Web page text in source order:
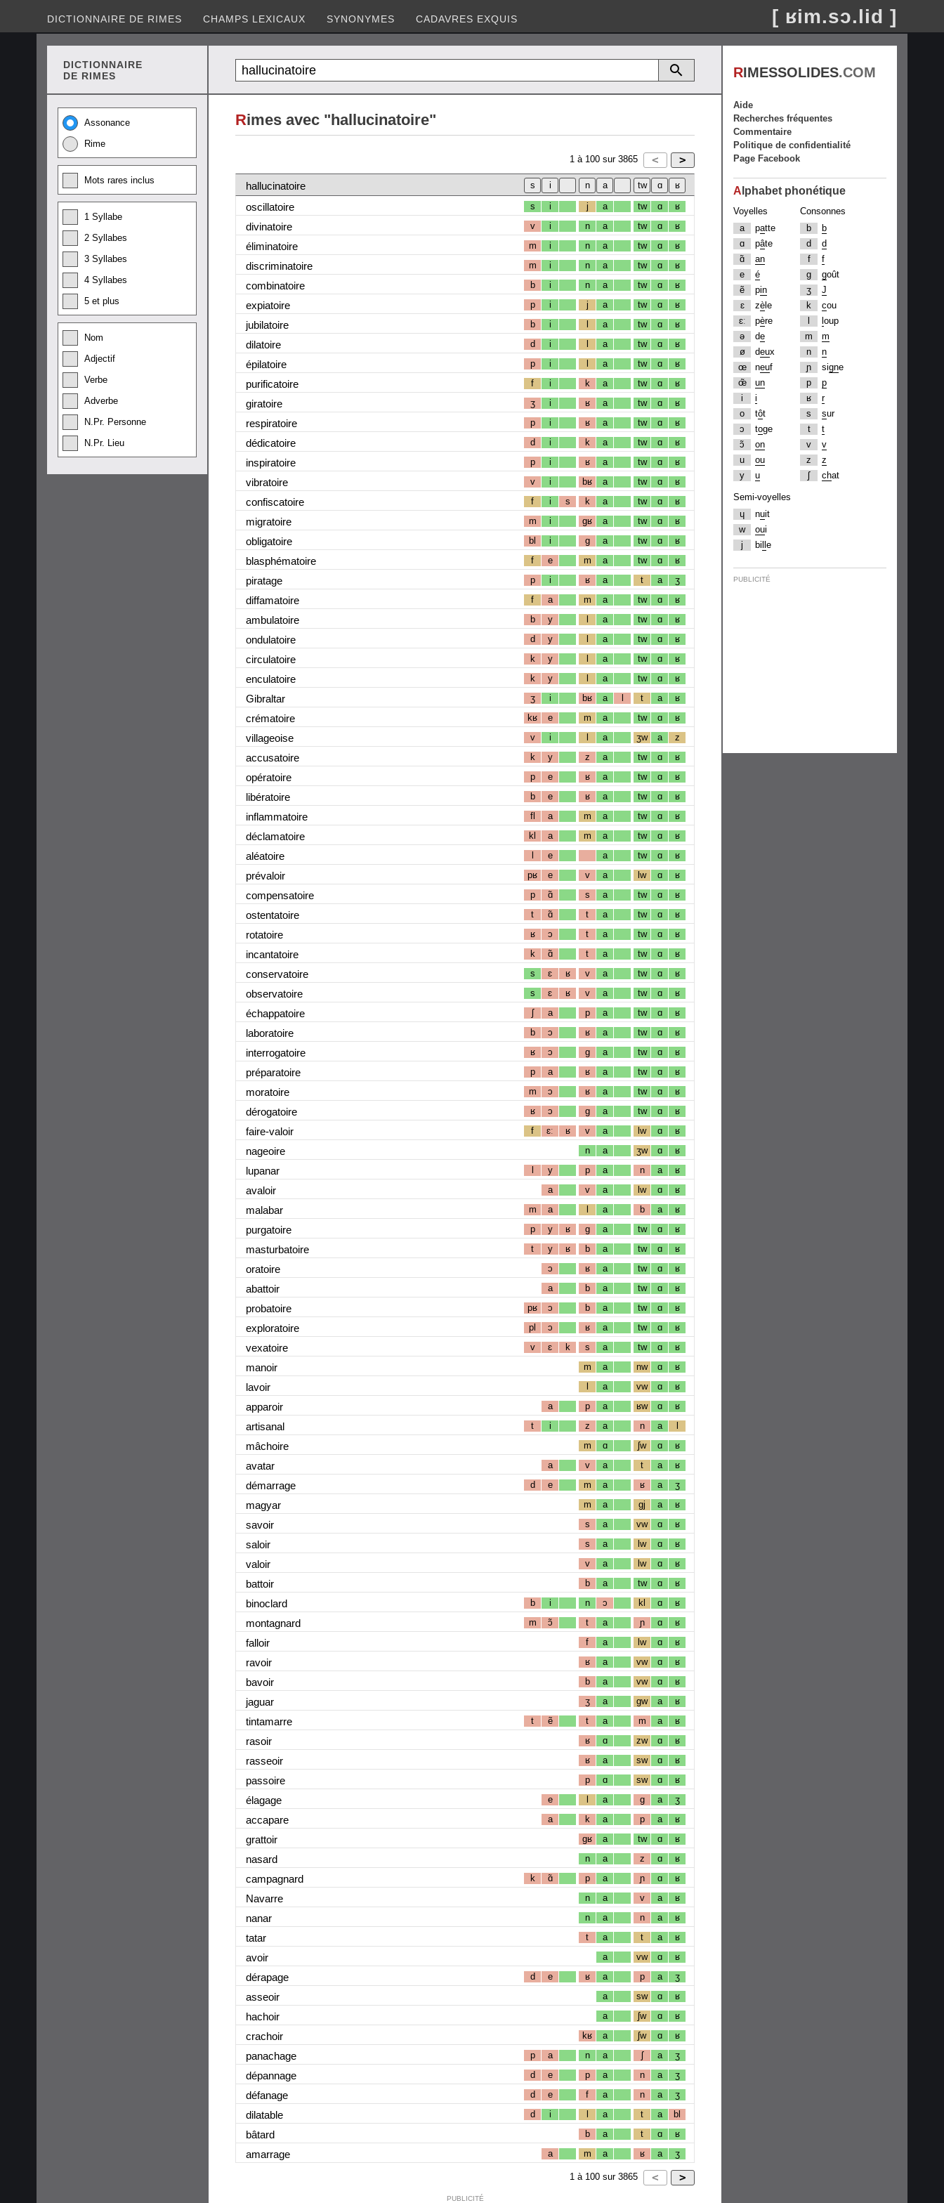
DICTIONNAIRE DE RIMES CHAMPS LEXICAUX SYNONYMES CADAVRES EXQUIS [ ʁim.sɔ.lid ]
DICTIONNAIRE
DE RIMES
Assonance
Rime
Mots rares inclus
1 Syllabe
2 Syllabes
3 Syllabes
4 Syllabes
5 et plus
Nom
Adjectif
Verbe
Adverbe
N.Pr. Personne
N.Pr. Lieu
Rimes avec "hallucinatoire"
1 à 100 sur 3865
hallucinatoire
oscillatoire
s i j a tw ɑ ʁ
divinatoire v i n a tw ɑ ʁ
éliminatoire m i n a tw ɑ ʁ
discriminatoire m i n a tw ɑ ʁ
combinatoire b i n a tw ɑ ʁ
expiatoire p i j a tw ɑ ʁ
jubilatoire b i l a tw ɑ ʁ
dilatoire d i l a tw ɑ ʁ
épilatoire p i l a tw ɑ ʁ
purificatoire f i k a tw ɑ ʁ
giratoire ʒ i ʁ a tw ɑ ʁ
respiratoire p i ʁ a tw ɑ ʁ
dédicatoire d i k a tw ɑ ʁ
inspiratoire p i ʁ a tw ɑ ʁ
vibratoire v i bʁ a tw ɑ ʁ
confiscatoire f i s k a tw ɑ ʁ
migratoire m i gʁ a tw ɑ ʁ
obligatoire bl i g a tw ɑ ʁ
blasphématoire f e m a tw ɑ ʁ
piratage p i ʁ a t a ʒ
diffamatoire f a m a tw ɑ ʁ
ambulatoire b y l a tw ɑ ʁ
ondulatoire d y l a tw ɑ ʁ
circulatoire k y l a tw ɑ ʁ
enculatoire k y l a tw ɑ ʁ
Gibraltar ʒ i bʁ a l t a ʁ
crématoire kʁ e m a tw ɑ ʁ
villageoise v i l a ʒw a z
accusatoire k y z a tw ɑ ʁ
opératoire p e ʁ a tw ɑ ʁ
libératoire b e ʁ a tw ɑ ʁ
inflammatoire fl a m a tw ɑ ʁ
déclamatoire kl a m a tw ɑ ʁ
aléatoire l e a tw ɑ ʁ
prévaloir pʁ e v a lw ɑ ʁ
compensatoire p ɑ̃ s a tw ɑ ʁ
ostentatoire t ɑ̃ t a tw ɑ ʁ
rotatoire ʁ ɔ t a tw ɑ ʁ
incantatoire k ɑ̃ t a tw ɑ ʁ
conservatoire s ɛ ʁ v a tw ɑ ʁ
observatoire s ɛ ʁ v a tw ɑ ʁ
échappatoire ʃ a p a tw ɑ ʁ
laboratoire b ɔ ʁ a tw ɑ ʁ
interrogatoire ʁ ɔ g a tw ɑ ʁ
préparatoire p a ʁ a tw ɑ ʁ
moratoire m ɔ ʁ a tw ɑ ʁ
dérogatoire ʁ ɔ g a tw ɑ ʁ
faire-valoir f ɛː ʁ v a lw ɑ ʁ
nageoire n a ʒw ɑ ʁ
lupanar l y p a n a ʁ
avaloir a v a lw ɑ ʁ
malabar m a l a b a ʁ
purgatoire p y ʁ g a tw ɑ ʁ
masturbatoire t y ʁ b a tw ɑ ʁ
oratoire ɔ ʁ a tw ɑ ʁ
abattoir a b a tw ɑ ʁ
probatoire pʁ ɔ b a tw ɑ ʁ
exploratoire pl ɔ ʁ a tw ɑ ʁ
vexatoire v ɛ k s a tw ɑ ʁ
manoir m a nw ɑ ʁ
lavoir l a vw ɑ ʁ
apparoir a p a ʁw ɑ ʁ
artisanal t i z a n a l
mâchoire m ɑ ʃw ɑ ʁ
avatar a v a t a ʁ
démarrage d e m a ʁ a ʒ
magyar m a gj a ʁ
savoir s a vw ɑ ʁ
saloir s a lw ɑ ʁ
valoir v a lw ɑ ʁ
battoir b a tw ɑ ʁ
binoclard b i n ɔ kl ɑ ʁ
montagnard m ɔ̃ t a ɲ ɑ ʁ
falloir f a lw ɑ ʁ
ravoir ʁ a vw ɑ ʁ
bavoir b a vw ɑ ʁ
jaguar ʒ a gw a ʁ
tintamarre t ẽ t a m a ʁ
rasoir ʁ ɑ zw ɑ ʁ
rasseoir ʁ a sw ɑ ʁ
passoire p ɑ sw ɑ ʁ
élagage e l a g a ʒ
accapare a k a p a ʁ
grattoir gʁ a tw ɑ ʁ
nasard n a z ɑ ʁ
campagnard k ɑ̃ p a ɲ ɑ ʁ
Navarre n a v a ʁ
nanar n a n a ʁ
tatar t a t a ʁ
avoir a vw ɑ ʁ
dérapage d e ʁ a p a ʒ
asseoir a sw ɑ ʁ
hachoir a ʃw ɑ ʁ
crachoir kʁ a ʃw ɑ ʁ
panachage p a n a ʃ a ʒ
dépannage d e p a n a ʒ
défanage d e f a n a ʒ
dilatable d i l a t a bl
bâtard b a t ɑ ʁ
amarrage a m a ʁ a ʒ
1 à 100 sur 3865
PUBLICITÉ
RIMESSOLIDES.COM
Aide
Recherches fréquentes
Commentaire
Politique de confidentialité
Page Facebook
A lphabet phonétique
Voyelles
a
patte
ɑ
pâte
ɑ̃
an
e
é
ẽ
pin
ɛ
zè le
ɛː
père
ə
de
ø
deux
œ
neuf
œ̃
un
i
i
o
tôt
ɔ
toge
ɔ̃
on
u
ou
y
u
Consonnes
b
b
d
d
f
f
g
goût
ʒ
J
k
cou
oup
m
m
n
n
ɲ
signe
p
p
ʁ
r
s
sur
t
t
v
v
z
z
ʃ
chat
Semi-voyelles
ɥ
nuit
w
oui
j
bi e
PUBLICITÉ